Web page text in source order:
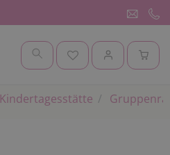
Kindertagesstätte